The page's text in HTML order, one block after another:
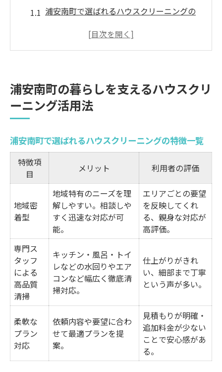
浦安南町で選ばれるハウスクリーニングの
快適生活を叶える清掃サービスの活用ポイ
になる理由
家族の健康維持に役立つハウスクリーニン
効率化目指すならプロのハウスクリーニン
グが最適
ハウスクリーニング依頼で得られる快適生活の
秘訣
依頼前後で変わるハウスクリーニングのビ
フォーアフター比較
快適な住まいを実現する清掃のポイント解
家事負担軽減に役立つハウスクリーニング
の魅力
生活リズムに合わせたサービス選択のコツ
プロの技術で感じる清潔感と安心感
失敗しない業者選びなら南区浦安南町で安心
信頼できるハウスクリーニング業者の見極
め方比較表
浦安南町の暮らしを支えるハウスクリ
ーニング活用法
浦安南町で選ばれるハウスクリーニングの特徴一覧
特徴項
目
メリット 利用者の評価
地域密
着型
地域特有のニーズを理
解しやすい。相談しや
すく迅速な対応が可
能。
エリアごとの要望
を反映してくれ
る、親身な対応が
高評価。
専門ス
タッフ
による
高品質
清掃
キッチン・風呂・トイ
レなどの水回りやエア
コンなど幅広く徹底清
掃対応。
仕上がりがきれ
い、細部まで丁寧
という声が多い。
柔軟な
プラン
対応
依頼内容や要望に合わ
せて最適プランを提
案。
見積もりが明確・
追加料金が少ない
ことで安心感があ
る。